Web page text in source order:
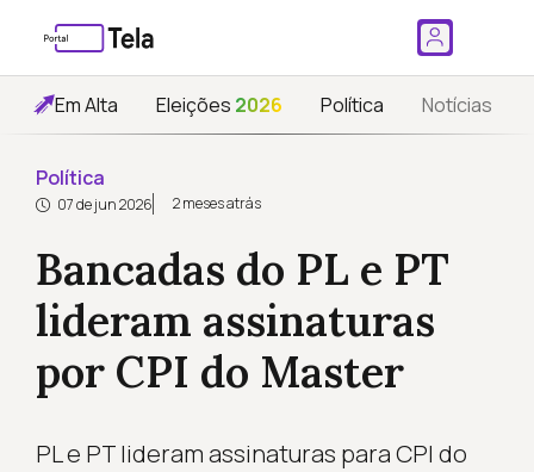
Em Alta Eleições 2026 Política Notícias
Política
07 de jun 2026 2 meses atrás
Bancadas do PL e PT
lideram assinaturas
por CPI do Master
PL e PT lideram assinaturas para CPI do